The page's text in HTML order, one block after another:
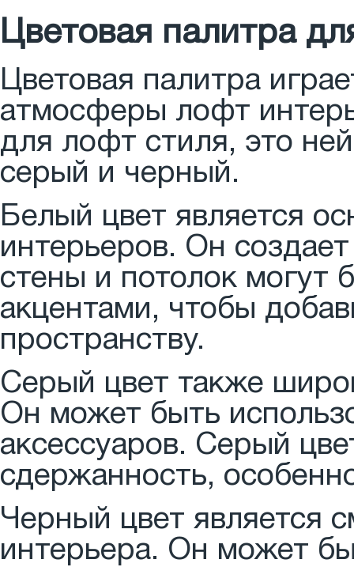
Цветовая палитра
Цветовая палитра
атмосферы лофт
для лофт стиля, это
серый и черный.
Белый цвет является
интерьеров. Он
стены и потолок
акцентами, чтобы
пространству.
Серый цвет также
Он может быть
аксессуаров. Серый
сдержанность,
Черный цвет является
интерьера. Он может